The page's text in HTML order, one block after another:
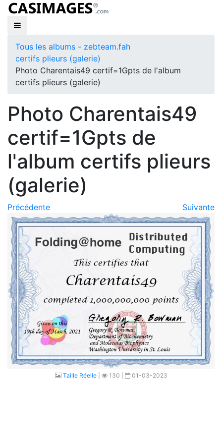
Tous les albums - zebteam.fah
certifs plieurs (galerie)
Photo Charentais49 certif=1Gpts de l'album
certifs plieurs (galerie)
Photo Charentais49
certif=1Gpts de
l'album certifs plieurs
(galerie)
Précédente Suivante
Taille Réelle| 130 | 01-03-2023